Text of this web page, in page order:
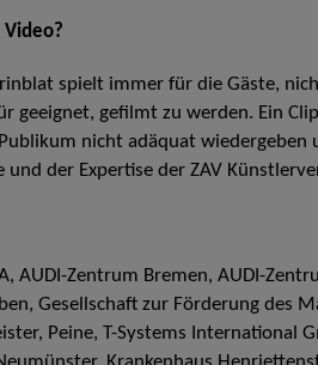
spielt immer für die Gäste,
geeignet, gefilmt zu werden. Ein
nicht adäquat
und der Expertise der ZAV
AUDI-Zentrum Bremen, AUDI-
Gesellschaft zur Förderung des
Peine, T-Systems International